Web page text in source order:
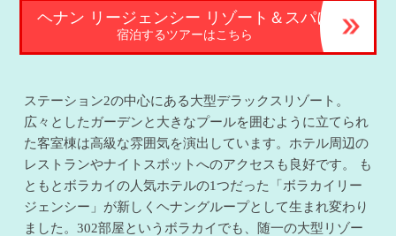
ヘナン リージェンシー リゾート＆スパに
宿泊するツアーはこちら
ステーション2の中心にある大型デラックスリゾート。
広々としたガーデンと大きなプールを囲むように立てられ
た客室棟は高級な雰囲気を演出しています。ホテル周辺の
レストランやナイトスポットへのアクセスも良好です。 も
ともとボラカイの人気ホテルの1つだった「ボラカイリー
ジェンシー」が新しくヘナングループとして生まれ変わり
ました。302部屋というボラカイでも、随一の大型リゾー